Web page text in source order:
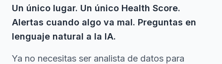
Un único lugar. Un único Health Score.
Alertas cuando algo va mal. Preguntas en
lenguaje natural a la IA.
Ya no necesitas ser analista de datos para